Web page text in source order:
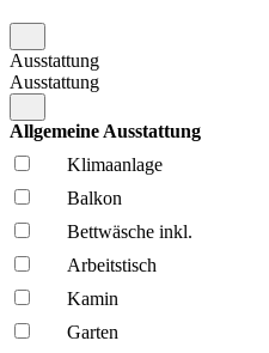
Ausstattung
Ausstattung
Allgemeine Ausstattung
Klima­anlage
Balkon
Bettwäsche inkl.
Arbeitstisch
Kamin
Garten